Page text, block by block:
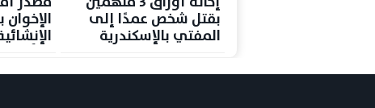
بقتل شخص عمدًا إلى
المفتي بالإسكندرية